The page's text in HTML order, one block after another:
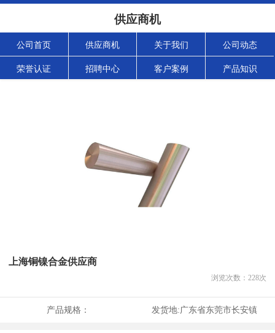
供应商机
公司首页 供应商机 关于我们 公司动态
荣誉认证 招聘中心 客户案例 产品知识
上海铜镍合金供应商
浏览次数： 228次
产品规格： 发货地:广东省东莞市长安镇